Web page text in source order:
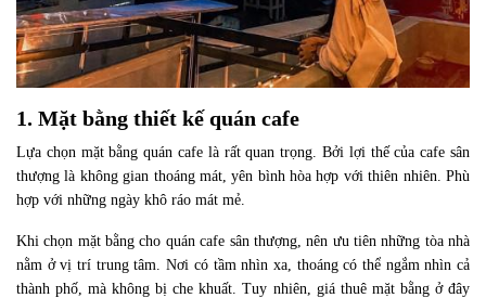
1. Mặt bằng thiết kế quán cafe
Lựa chọn mặt bằng quán cafe là rất quan trọng. Bởi lợi thế của cafe sân
thượng là không gian thoáng mát, yên bình hòa hợp với thiên nhiên. Phù
hợp với những ngày khô ráo mát mẻ.
Khi chọn mặt bằng cho quán cafe sân thượng, nên ưu tiên những tòa nhà
nằm ở vị trí trung tâm. Nơi có tầm nhìn xa, thoáng có thể ngắm nhìn cả
thành phố, mà không bị che khuất. Tuy nhiên, giá thuê mặt bằng ở đây